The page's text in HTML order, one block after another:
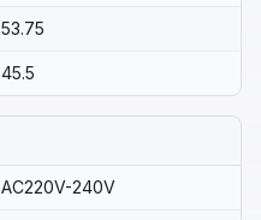
53.75
45.5
AC220V-240V